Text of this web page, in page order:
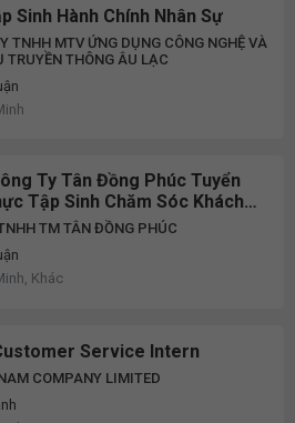
Sinh Hành Chính Nhân Sự
TNHH MTV ỨNG DỤNG CÔNG NGHỆ VÀ
TRUYỀN THÔNG ÂU LẠC
Ty Tân Đồng Phúc Tuyển
Tập Sinh Chăm Sóc Khách
Admin/Marketing/Bộ Phận
Thị Trường, Nhân Viên
Khách Hàng/Sales
Bộ Phận Kinh Doanh
TM TÂN ĐỒNG PHÚC
Khác
Service Intern
COMPANY LIMITED